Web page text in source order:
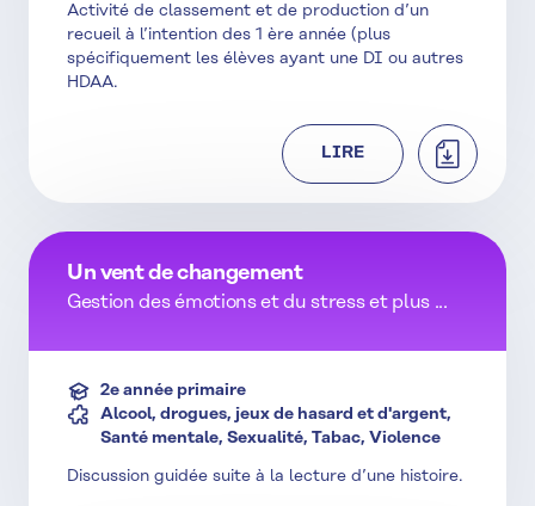
Activité de classement et de production d’un
recueil à l’intention des 1 ère année (plus
spécifiquement les élèves ayant une DI ou autres
HDAA.
LIRE
Un vent de changement
Gestion des émotions et du stress et plus ...
2e année primaire
Alcool, drogues, jeux de hasard et d'argent,
Santé mentale, Sexualité, Tabac, Violence
Discussion guidée suite à la lecture d’une histoire.